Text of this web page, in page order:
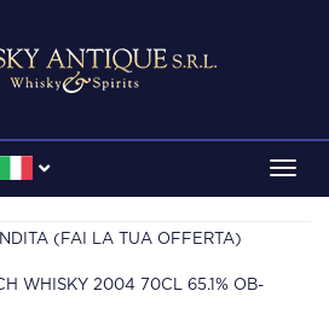
(FAI LA TUA OFFERTA)
WHISKY 2004 70CL 65.1% OB-